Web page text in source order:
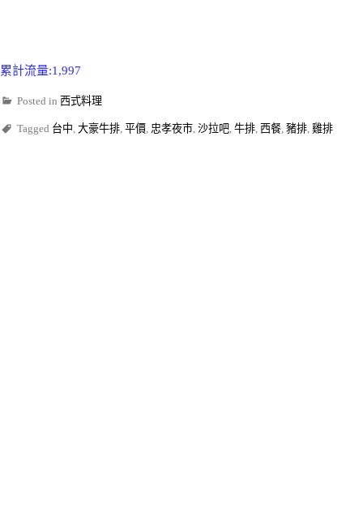
累計流量:1,997
Posted in 西式料理
Tagged 台中 大豪牛排 平價 忠孝夜市 沙拉吧 牛排 西餐 豬排 雞排